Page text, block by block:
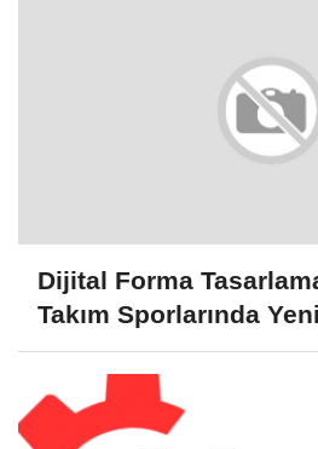
Dijital Forma
Takım Sporlarında